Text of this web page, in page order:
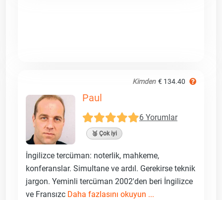
Kimden € 134.40
Paul
6 Yorumlar
🥈 Çok iyi
İngilizce tercüman: noterlik, mahkeme,
konferanslar. Simultane ve ardıl. Gerekirse teknik
jargon. Yeminli tercüman 2002'den beri İngilizce
ve Fransızc Daha fazlasını okuyun ...